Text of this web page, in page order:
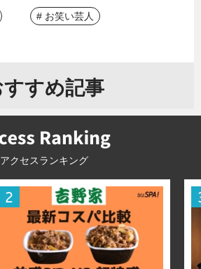
# お笑い芸人
すすめ記事
アクセスランキング